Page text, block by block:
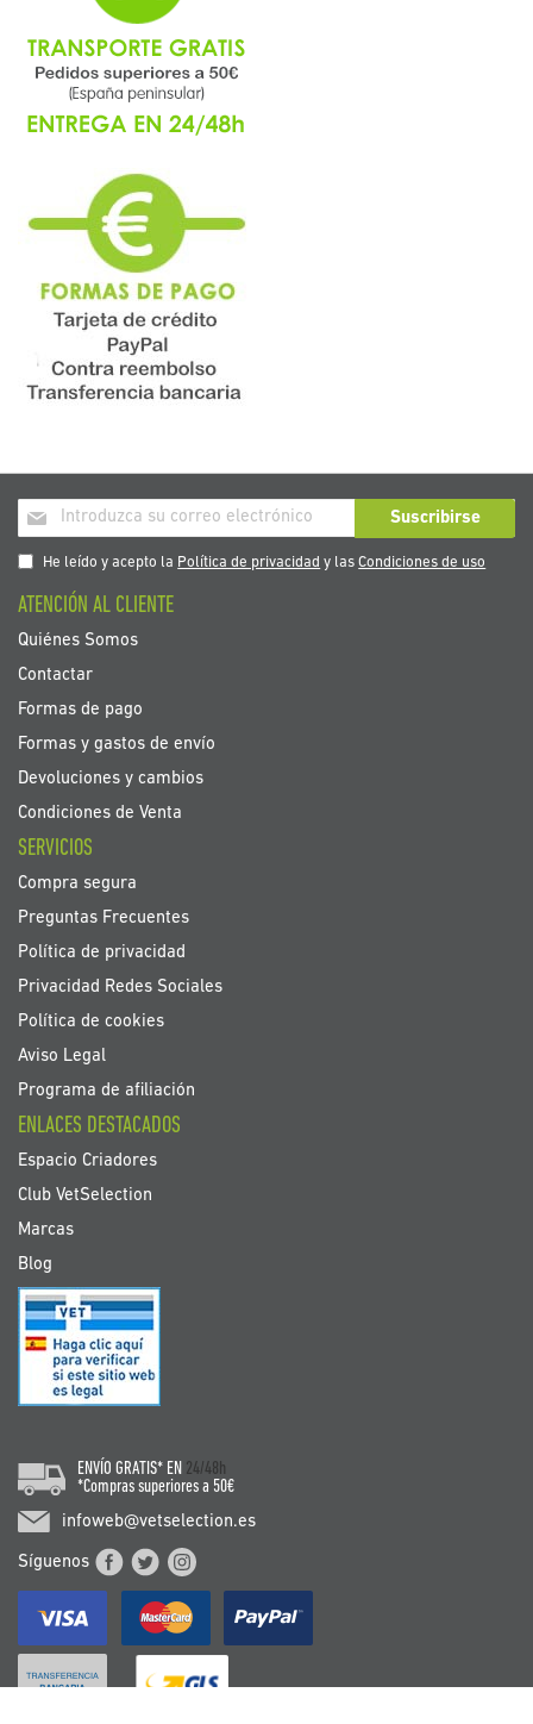
Inscríbase
a
nuestro
de
noticias:
Suscribirse
He leído y acepto la Política de privacidad y lasCondiciones de uso
ATENCIÓN AL CLIENTE
Quiénes Somos
Contactar
Formas de pago
Formas y gastos de envío
Devoluciones y cambios
Condiciones de Venta
SERVICIOS
Compra segura
Preguntas Frecuentes
Política de privacidad
Privacidad Redes Sociales
Política de cookies
Aviso Legal
Programa de afiliación
ENLACES DESTACADOS
Espacio Criadores
Club VetSelection
Marcas
Blog
ENVÍO GRATIS* EN 24/48h
*Compras superiores a 50€
infoweb@vetselection.es
Síguenos